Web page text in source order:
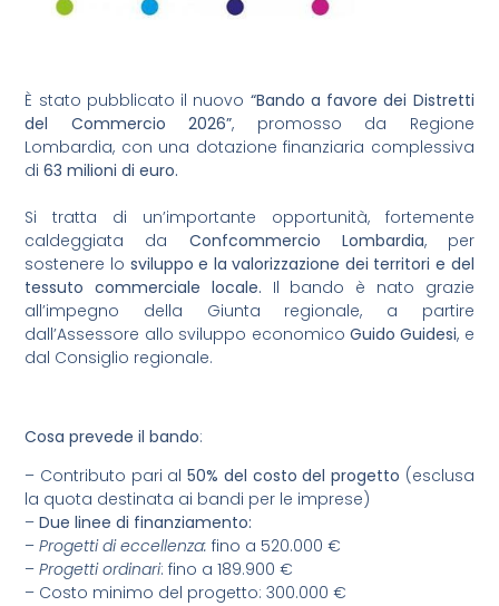
È stato pubblicato il nuovo “Bando a favore dei Distretti
del Commercio 2026”, promosso da Regione
Lombardia, con una dotazione finanziaria complessiva
di63 milioni di euro.
Si tratta di un’importante opportunità, fortemente
caldeggiata da Confcommercio Lombardia, per
sostenere lo sviluppo e la valorizzazione dei territori e del
tessuto commerciale locale. Il bando è nato grazie
all’impegno della Giunta regionale, a partire
dall’Assessore allo sviluppo economico Guido Guidesi, e
dal Consiglio regionale.
Cosa prevede il bando:
– Contributo pari al 50% del costo del progetto (esclusa
la quota destinata ai bandi per le imprese)
–Due linee di finanziamento:
–Progetti di eccellenza: fino a 520.000 €
– Progetti ordinari: fino a 189.900 €
– Costo minimo del progetto: 300.000 €